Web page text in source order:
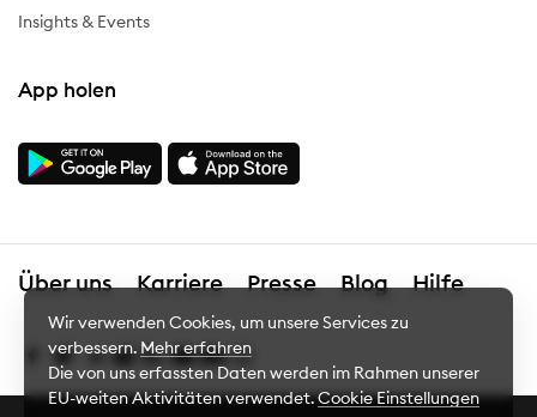
Insights & Events
App holen
Über uns Karriere Presse Blog Hilfe
Wir verwenden Cookies, um unsere Services zu
verbessern. Mehr erfahren
Die von uns erfassten Daten werden im Rahmen unserer
EU-weiten Aktivitäten verwendet.Cookie Einstellungen